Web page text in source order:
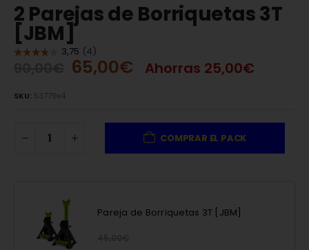
2 Parejas de Borriquetas 3T
[JBM]
65,00€ Ahorras 25,00€
SKU: 53779x4
Pareja de Borriquetas 3T [JBM]
COMPRAR EL PACK